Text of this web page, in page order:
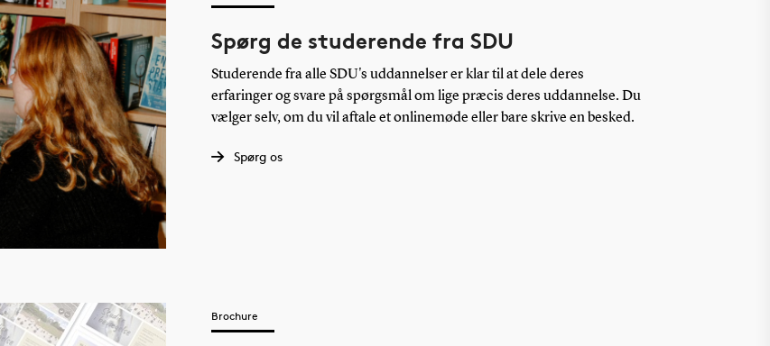
Spørg de studerende fra SDU
Studerende fra alle SDU's uddannelser er klar til at dele deres
erfaringer og svare på spørgsmål om lige præcis deres uddannelse. Du
vælger selv, om du vil aftale et onlinemøde eller bare skrive en besked.
Spørg os
Brochure